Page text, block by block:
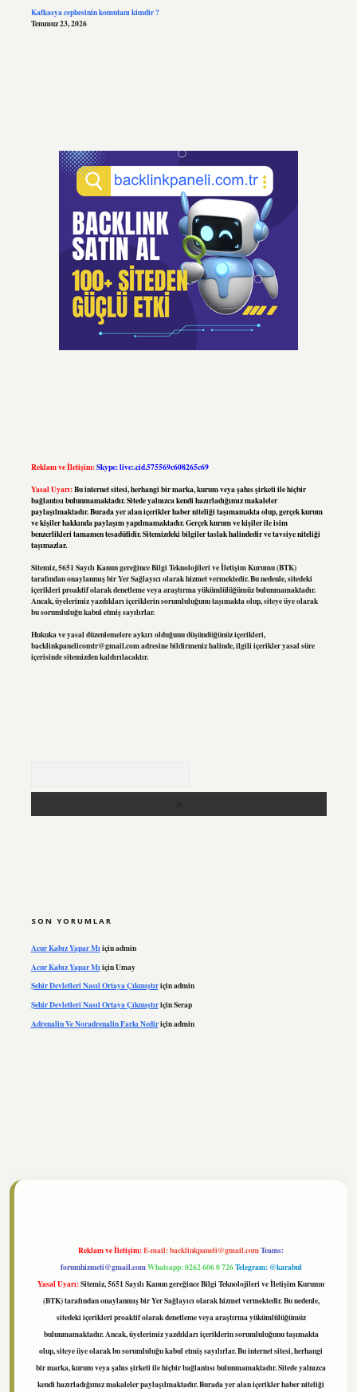
Kafkasya cephesinin komutanı kimdir ?
Temmuz 23, 2026
Reklam ve İletişim:Skype: live:.cid.575569c608265c69
Yasal Uyarı:Bu internet sitesi, herhangi bir marka, kurum veya şahıs şirketi ile hiçbir
bağlantısı bulunmamaktadır. Sitede yalnızca kendi hazırladığımız makaleler
paylaşılmaktadır. Burada yer alan içerikler haber niteliği taşımamakta olup, gerçek kurum
ve kişiler hakkında paylaşım yapılmamaktadır. Gerçek kurum ve kişiler ile isim
benzerlikleri tamamen tesadüfidir. Sitemizdeki bilgiler taslak halindedir ve tavsiye niteliği
taşımazlar.
Sitemiz, 5651 Sayılı Kanun gereğince Bilgi Teknolojileri ve İletişim Kurumu (BTK)
tarafından onaylanmış bir Yer Sağlayıcı olarak hizmet vermektedir. Bu nedenle, sitedeki
içerikleri proaktif olarak denetleme veya araştırma yükümlülüğümüz bulunmamaktadır.
Ancak, üyelerimiz yazdıkları içeriklerin sorumluluğunu taşımakta olup, siteye üye olarak
bu sorumluluğu kabul etmiş sayılırlar.
Hukuka ve yasal düzenlemelere aykırı olduğunu düşündüğünüz içerikleri,
backlinkpanelicomtr@gmail.comadresine bildirmeniz halinde, ilgili içerikler yasal süre
içerisinde sitemizden kaldırılacaktır.
SON YORUMLAR
Acur Kabız Yapar Mıiçinadmin
Acur Kabız Yapar Mı içinUmay
Şehir Devletleri Nasıl Ortaya Çıkmıştıriçinadmin
Şehir Devletleri Nasıl Ortaya ÇıkmıştıriçinSerap
Adrenalin Ve Noradrenalin Farkı Nediriçinadmin
Reklam ve İletişim:E-mail:backlinkpaneli@gmail.comTeams:
forumhizmeti@gmail.comWhatsapp: 0262 606 0 726Telegram: @karabul
Yasal Uyarı:Sitemiz, 5651 Sayılı Kanun gereğince Bilgi Teknolojileri ve İletişim Kurumu
(BTK) tarafından onaylanmış bir Yer Sağlayıcı olarak hizmet vermektedir. Bu nedenle,
sitedeki içerikleri proaktif olarak denetleme veya araştırma yükümlülüğümüz
bulunmamaktadır. Ancak, üyelerimiz yazdıkları içeriklerin sorumluluğunu taşımakta
olup, siteye üye olarak bu sorumluluğu kabul etmiş sayılırlar. Bu internet sitesi, herhangi
bir marka, kurum veya şahıs şirketi ile hiçbir bağlantısı bulunmamaktadır. Sitede yalnızca
kendi hazırladığımız makaleler paylaşılmaktadır. Burada yer alan içerikler haber niteliği